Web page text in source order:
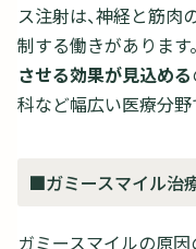
ス注射は、神経と筋肉
制する働きがあります
させる効果が見込める
科など幅広い医療分野
■ガミースマイル治
ガミースマイルの原